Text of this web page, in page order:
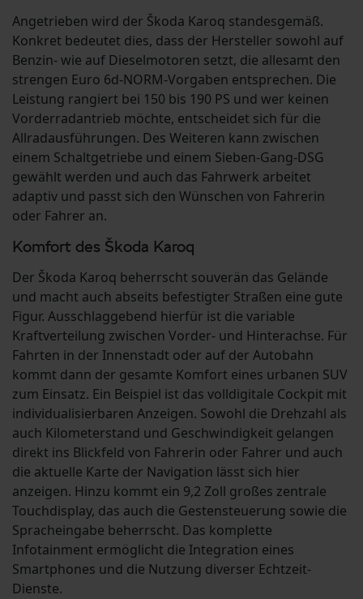
Angetrieben wird der Škoda Karoq standesgemäß.
Konkret bedeutet dies, dass der Hersteller sowohl auf
Benzin- wie auf Dieselmotoren setzt, die allesamt den
strengen Euro 6d-NORM-Vorgaben entsprechen. Die
Leistung rangiert bei 150 bis 190 PS und wer keinen
Vorderradantrieb möchte, entscheidet sich für die
Allradausführungen. Des Weiteren kann zwischen
einem Schaltgetriebe und einem Sieben-Gang-DSG
gewählt werden und auch das Fahrwerk arbeitet
adaptiv und passt sich den Wünschen von Fahrerin
oder Fahrer an.
Komfort des Škoda Karoq
Der Škoda Karoq beherrscht souverän das Gelände
und macht auch abseits befestigter Straßen eine gute
Figur. Ausschlaggebend hierfür ist die variable
Kraftverteilung zwischen Vorder- und Hinterachse. Für
Fahrten in der Innenstadt oder auf der Autobahn
kommt dann der gesamte Komfort eines urbanen SUV
zum Einsatz. Ein Beispiel ist das volldigitale Cockpit mit
individualisierbaren Anzeigen. Sowohl die Drehzahl als
auch Kilometerstand und Geschwindigkeit gelangen
direkt ins Blickfeld von Fahrerin oder Fahrer und auch
die aktuelle Karte der Navigation lässt sich hier
anzeigen. Hinzu kommt ein 9,2 Zoll großes zentrale
Touchdisplay, das auch die Gestensteuerung sowie die
Spracheingabe beherrscht. Das komplette
Infotainment ermöglicht die Integration eines
Smartphones und die Nutzung diverser Echtzeit-
Dienste.